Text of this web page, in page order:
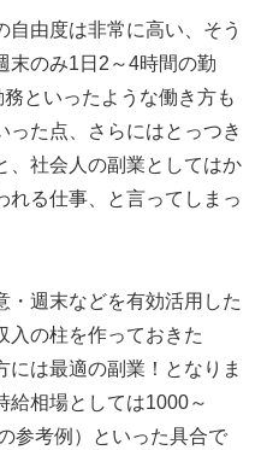
由度は非常に高い、そう
末のみ1日2～4時間の勤
といったような働き方も
った点、さらにはとっつき
、社会人の副業としてはか
れる仕事、と言ってしまっ
・週末などを有効活用した
入の柱を作っておきた
には最適の副業！となりま
給相場としては1000～
参考例）といった具合で